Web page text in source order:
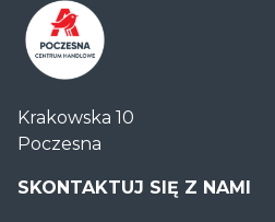
Handlowe
Auchan
Częstochowa
Krakowska 10
Poczesna
SKONTAKTUJ SIĘ Z NAMI